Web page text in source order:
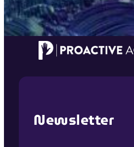
Newsletter